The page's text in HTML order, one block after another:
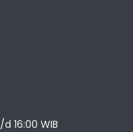
16:00 WIB